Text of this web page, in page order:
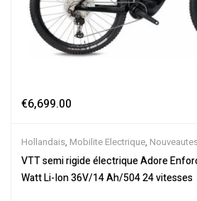
€6,699.00
Hollandais, Mobilite Electrique,
Semi-Rigides,Vélo électrique ville,Velos
Électriques
VTT semi rigide électrique Adore
Watt Li-Ion 36V/14 Ah/504 24 vitesses